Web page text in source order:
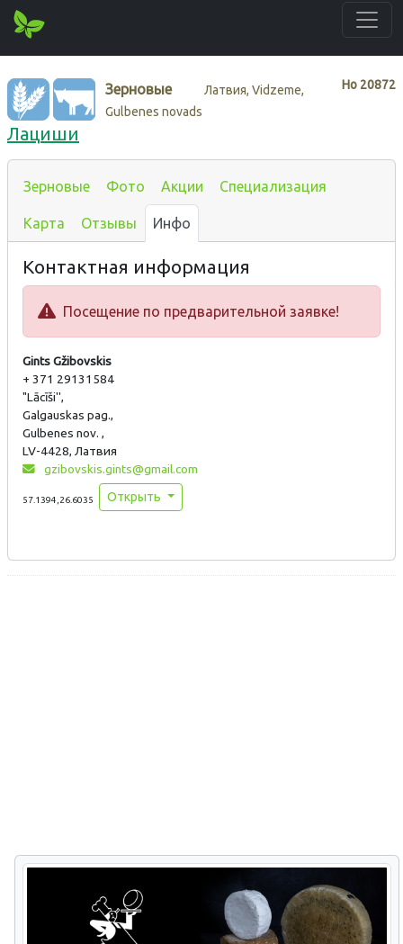
Нo 20872
Зерновые
Латвия, Vidzeme,
Gulbenes novads
Лациши
Зерновые Фото Акции Специализация
Карта Отзывы Инфо
Контактная информация
Посещение по предварительной заявке!
Gints Gžibovskis
+ 371 29131584
"Lācīši'',
Galgauskas pag.,
Gulbenes nov. ,
LV-4428, Латвия
gzibovskis.gints@gmail.com
57.1394,26.6035 Открыть